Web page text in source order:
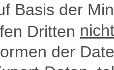
Basis der
Dritten nicht
der